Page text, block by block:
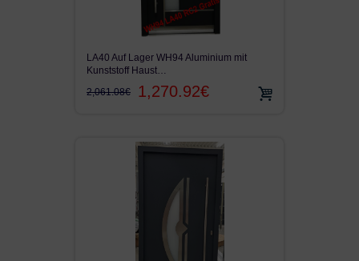
LA40 Auf Lager WH94 Aluminium mit
Kunststoff Haust…
2,061.08€
1,270.92€